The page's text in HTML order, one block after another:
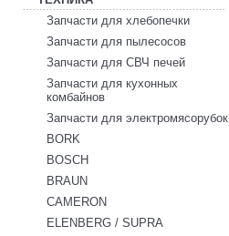
Запчасти для хлебопечки
Запчасти для пылесосов
Запчасти для СВЧ печей
Запчасти для кухонных
комбайнов
Запчасти для электромясорубок
BORK
BOSCH
BRAUN
CAMERON
ELENBERG / SUPRA